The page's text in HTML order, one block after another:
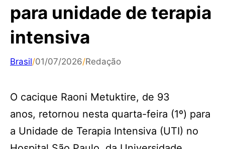
para unidade de terapia
intensiva
Brasil/01/07/2026/Redação
O cacique Raoni Metuktire, de 93
anos, retornou nesta quarta-feira (1º) para
a Unidade de Terapia Intensiva (UTI) no